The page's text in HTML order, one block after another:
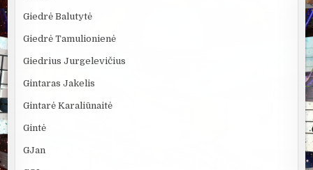
Giedrė Balutytė
Giedrė Tamulionienė
Giedrius Jurgelevičius
Gintaras Jakelis
Gintarė Karaliūnaitė
Gintė
GJan